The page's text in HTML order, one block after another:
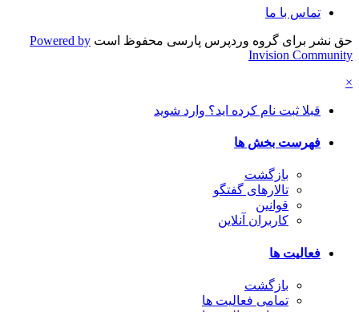
تماس با ما
حق نشر برای گروه وردپرس پارسی محفوظ است Powered by
Invision Community
×
قبلا ثبت نام کرده اید؟ وارد شوید
فهرست بخش ها
بازگشت
تالارهای گفتگو
قوانین
کاربران آنلاین
فعالیت ها
بازگشت
تمامی فعالیت ها